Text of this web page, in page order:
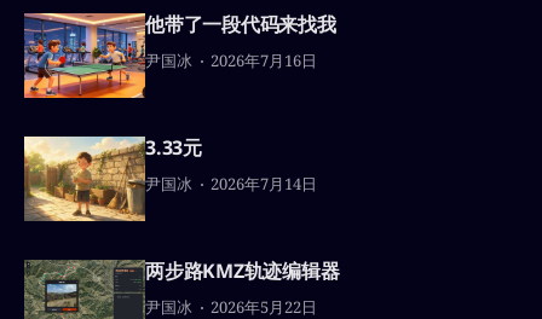
他带了一段代码来找我
尹国冰 2026年7月16日
3.33元
尹国冰 2026年7月14日
两步路KMZ轨迹编辑器
尹国冰 2026年5月22日